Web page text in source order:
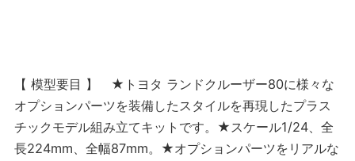
【 模型要目 】 ★トヨタ ランドクルーザー80に様々な
オプションパーツを装備したスタイルを再現したプラス
チックモデル組み立てキットです。★スケール1/24、全
長224mm、全幅87mm。★オプションパーツをリアルな